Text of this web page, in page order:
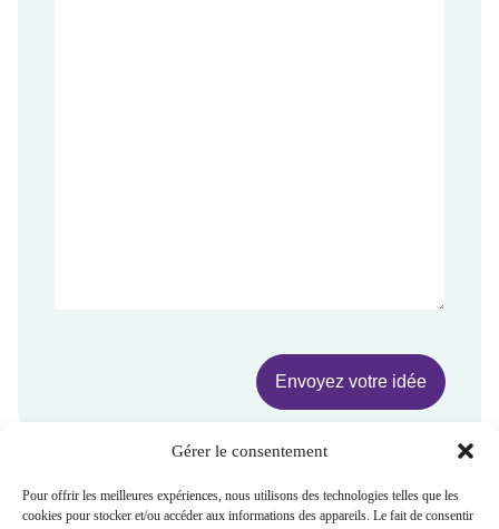
Gérer le consentement
Pour offrir les meilleures expériences, nous utilisons des technologies telles que les
cookies pour stocker et/ou accéder aux informations des appareils. Le fait de consentir